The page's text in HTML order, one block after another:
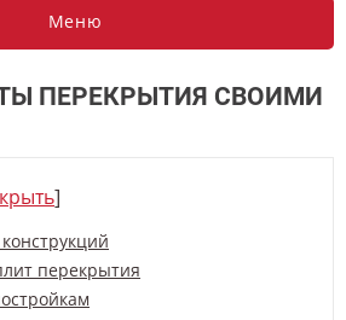
Меню
ПЕРЕКРЫТИЯ СВОИМИ
]
перекрытия